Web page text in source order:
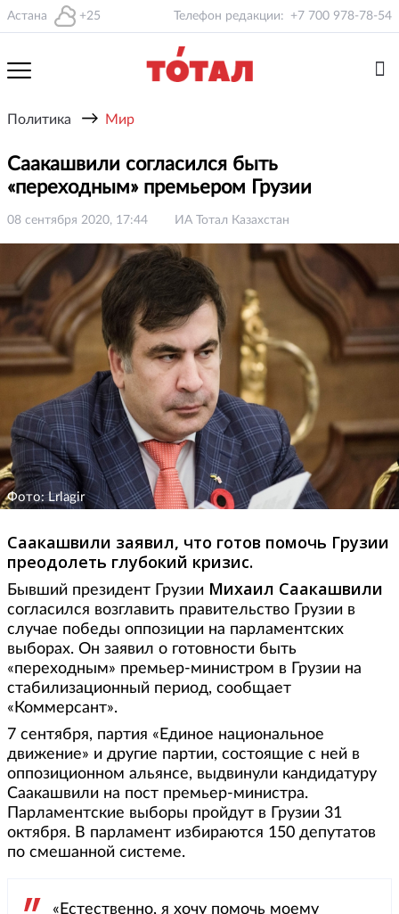
Астана +25 Телефон редакции: +7 700 978-78-54
Политика → Мир
Саакашвили согласился быть
«переходным» премьером Грузии
08 сентября 2020, 17:44 ИА Тотал Казахстан
Фото: Lrlagir
Саакашвили заявил, что готов помочь Грузии
преодолеть глубокий кризис.
Бывший президент Грузии Михаил Саакашвили
согласился возглавить правительство Грузии в
случае победы оппозиции на парламентских
выборах. Он заявил о готовности быть
«переходным» премьер-министром в Грузии на
стабилизационный период, сообщает
«Коммерсант».
7 сентября, партия «Единое национальное
движение» и другие партии, состоящие с ней в
оппозиционном альянсе, выдвинули кандидатуру
Саакашвили на пост премьер-министра.
Парламентские выборы пройдут в Грузии 31
октября. В парламент избираются 150 депутатов
по смешанной системе.
«Естественно, я хочу помочь моему